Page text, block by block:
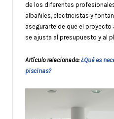
de los diferentes
albañiles, electricistas y
asegurarte de que el
se ajusta al presupuesto y al
Artículo relacionado: ¿Qué es
piscinas?